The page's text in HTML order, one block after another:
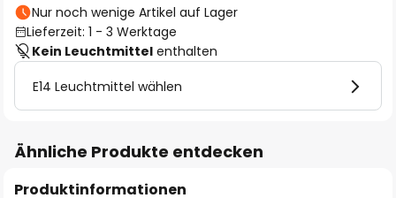
Nur noch wenige Artikel auf Lager
Lieferzeit: 1 - 3 Werktage
Kein Leuchtmittel enthalten
E14 Leuchtmittel wählen
Ähnliche Produkte entdecken
Produktinformationen